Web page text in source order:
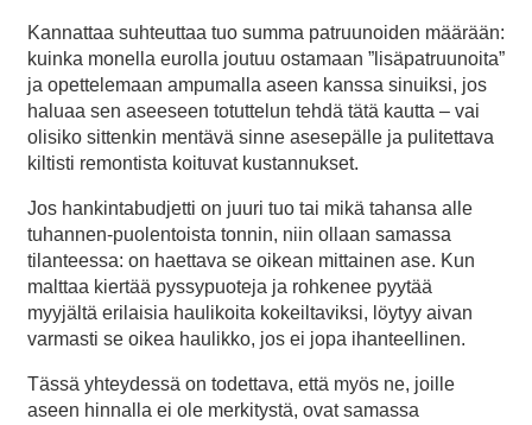
Kannattaa suhteuttaa tuo summa patruunoiden määrään:
kuinka monella eurolla joutuu ostamaan ”lisäpatruunoita”
ja opettelemaan ampumalla aseen kanssa sinuiksi, jos
haluaa sen aseeseen totuttelun tehdä tätä kautta – vai
olisiko sittenkin mentävä sinne asesepälle ja pulitettava
kiltisti remontista koituvat kustannukset.
Jos hankintabudjetti on juuri tuo tai mikä tahansa alle
tuhannen-puolentoista tonnin, niin ollaan samassa
tilanteessa: on haettava se oikean mittainen ase. Kun
malttaa kiertää pyssypuoteja ja rohkenee pyytää
myyjältä erilaisia haulikoita kokeiltaviksi, löytyy aivan
varmasti se oikea haulikko, jos ei jopa ihanteellinen.
Tässä yhteydessä on todettava, että myös ne, joille
aseen hinnalla ei ole merkitystä, ovat samassa